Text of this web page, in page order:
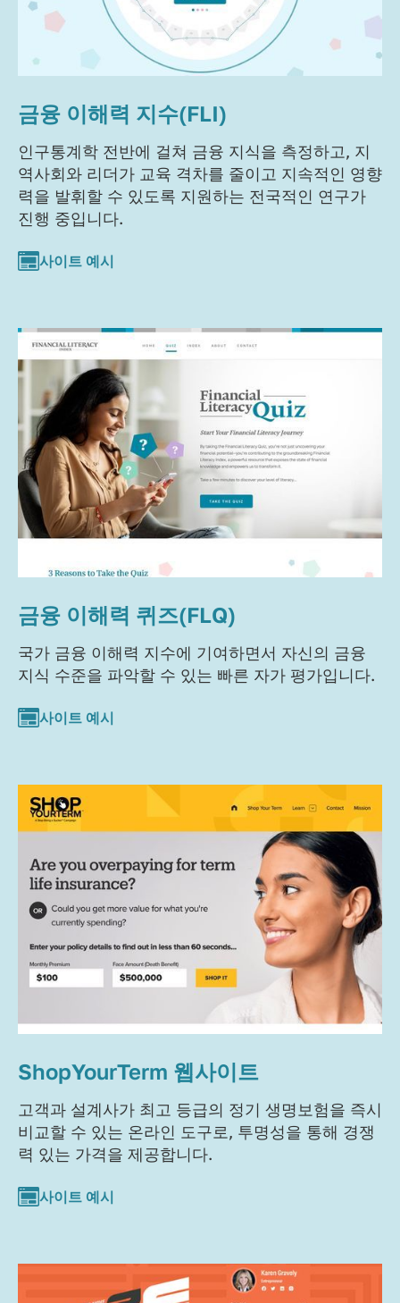
금융 이해력 지수(FLI)
인구통계학 전반에 걸쳐 금융 지식을 측정하고, 지
역사회와 리더가 교육 격차를 줄이고 지속적인 영향
력을 발휘할 수 있도록 지원하는 전국적인 연구가
진행 중입니다.
사이트 예시
금융 이해력 퀴즈(FLQ)
국가 금융 이해력 지수에 기여하면서 자신의 금융
지식 수준을 파악할 수 있는 빠른 자가 평가입니다.
사이트 예시
ShopYourTerm 웹사이트
고객과 설계사가 최고 등급의 정기 생명보험을 즉시
비교할 수 있는 온라인 도구로, 투명성을 통해 경쟁
력 있는 가격을 제공합니다.
사이트 예시